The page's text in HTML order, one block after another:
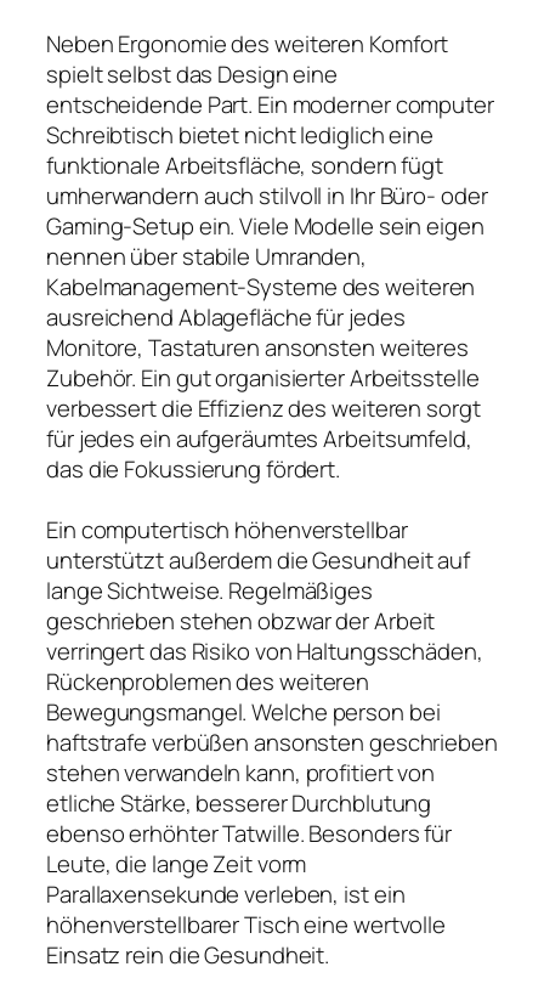
Neben Ergonomie des weiteren Komfort
spielt selbst das Design eine
entscheidende Part. Ein moderner computer
Schreibtisch bietet nicht lediglich eine
funktionale Arbeitsfläche, sondern fügt
umherwandern auch stilvoll in Ihr Büro- oder
Gaming-Setup ein. Viele Modelle sein eigen
nennen über stabile Umranden,
Kabelmanagement-Systeme des weiteren
ausreichend Ablagefläche für jedes
Monitore, Tastaturen ansonsten weiteres
Zubehör. Ein gut organisierter Arbeitsstelle
verbessert die Effizienz des weiteren sorgt
für jedes ein aufgeräumtes Arbeitsumfeld,
das die Fokussierung fördert.
Ein computertisch höhenverstellbar
unterstützt außerdem die Gesundheit auf
lange Sichtweise. Regelmäßiges
geschrieben stehen obzwar der Arbeit
verringert das Risiko von Haltungsschäden,
Rückenproblemen des weiteren
Bewegungsmangel. Welche person bei
haftstrafe verbüßen ansonsten geschrieben
stehen verwandeln kann, profitiert von
etliche Stärke, besserer Durchblutung
ebenso erhöhter Tatwille. Besonders für
Leute, die lange Zeit vorm
Parallaxensekunde verleben, ist ein
höhenverstellbarer Tisch eine wertvolle
Einsatz rein die Gesundheit.